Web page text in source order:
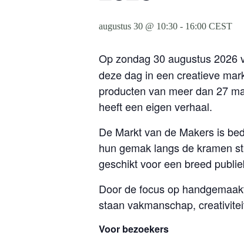
augustus 30 @ 10:30 - 16:00 CEST
Op zondag 30 augustus 2026
deze dag in een creatieve
producten van meer dan 27
heeft een eigen verhaal.
De Markt van de Makers is
hun gemak langs de kramen
geschikt voor een breed
Door de focus op
staan vakmanschap,
Voor bezoekers